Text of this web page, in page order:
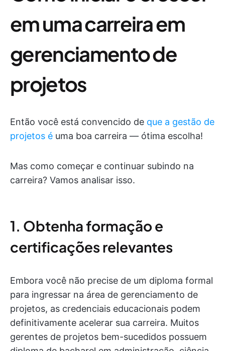
em uma carreira em
gerenciamento de
projetos
Então você está convencido de que a gestão de
projetos é uma boa carreira — ótima escolha!
Mas como começar e continuar subindo na
carreira? Vamos analisar isso.
1. Obtenha formação e
certificações relevantes
Embora você não precise de um diploma formal
para ingressar na área de gerenciamento de
projetos, as credenciais educacionais podem
definitivamente acelerar sua carreira. Muitos
gerentes de projetos bem-sucedidos possuem